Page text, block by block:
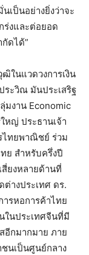
เป็นอย่างยิ่งว่าจะ
ร่งและต่อยอด
ดได้”
ในแวดวงการเงิน
ระวิณ มันประเสริฐ
มงาน Economic
หญ่ ประธานเจ้า
ไทยพาณิชย์ ร่วม
ย สำหรับครึ่งปี
ยงหลายด้านที่
างประเทศ ดร.
ารหอการค้าไทย
ในประเทศจีนที่มี
อีกมากมาย ภาย
นเป็นศูนย์กลาง